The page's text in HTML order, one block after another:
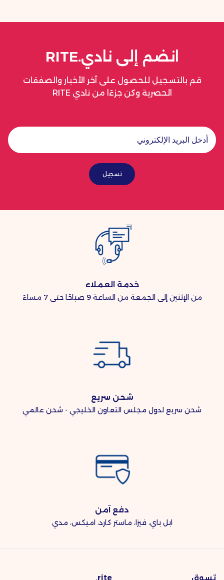
انضم إلى نادي.RITE
قم بالتسجيل للحصول على آخر الأخبار والصفقات
الحصرية وكن جزءًا من نادي RITE
تسجيل
خدمة العملاء
من الإثنين إلى الجمعة من الساعة 9 صباحًا حتى 7 مساءً
شحن سريع
شحن سريع لدول مجلس التعاون الخليجي - شحن عالمي
دفع آمن
ابل باي، فيزا، ماستر كارد، اميكس، مدي
تسوق rite.